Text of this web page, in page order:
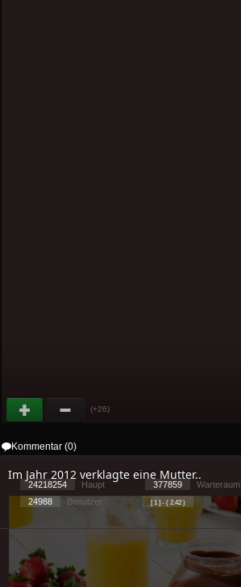
(+26)
Kommentar (0)
Im Jahr 2012 verklagte eine Mutter..
24218254 Haupt 377859
Warteraum
24988
Benutzer [ 1 ] - ( 2.42 )